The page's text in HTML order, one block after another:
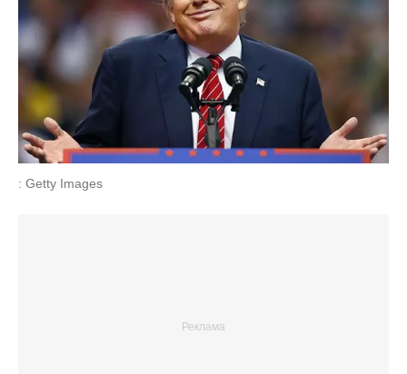
: Getty Images